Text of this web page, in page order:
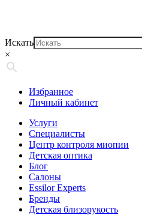
Искать
×
Избранное
Личный кабинет
Услуги
Специалисты
Центр контроля миопии
Детская оптика
Блог
Салоны
Essilor Experts
Бренды
Детская близорукость